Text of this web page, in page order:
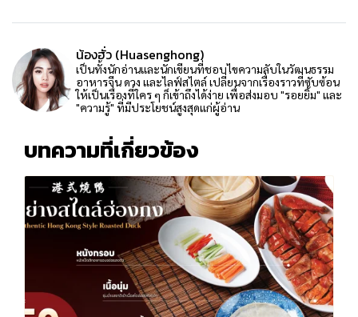
น้องฮั่ว (Huasenghong)
เป็นทั้งนักอ่านและนักเขียนที่ชอบไขความลับในวัฒนธรรม
อาหารจีน ดวง และไลฟ์สไตล์ เปลี่ยนจากเรื่องราวที่ซับซ้อน
ให้เป็นเรื่องที่ใคร ๆ ก็เข้าถึงได้ง่าย เพื่อส่งมอบ "รอยยิ้ม" และ
"ความรู้" ที่มีประโยชน์สูงสุดแก่ผู้อ่าน
บทความที่เกี่ยวข้อง